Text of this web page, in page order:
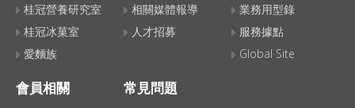
桂冠營養研究室
桂冠冰菓室
愛麵族
相關媒體報導
人才招募
業務用型錄
服務據點
Global Site
會員相關 常見問題